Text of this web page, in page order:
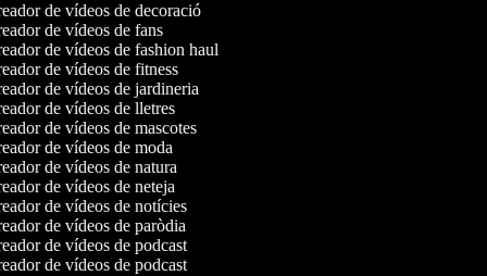
de vídeos de decoració
de vídeos de fans
de vídeos de fashion haul
de vídeos de fitness
de vídeos de jardineria
de vídeos de lletres
de vídeos de mascotes
de vídeos de moda
de vídeos de natura
de vídeos de neteja
de vídeos de notícies
de vídeos de paròdia
de vídeos de podcast
de vídeos de podcast